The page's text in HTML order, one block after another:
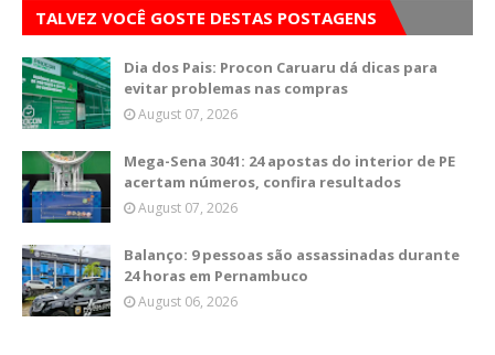
TALVEZ VOCÊ GOSTE DESTAS POSTAGENS
Dia dos Pais: Procon Caruaru dá dicas para
evitar problemas nas compras
August 07, 2026
Mega-Sena 3041: 24 apostas do interior de PE
acertam números, confira resultados
August 07, 2026
Balanço: 9 pessoas são assassinadas durante
24 horas em Pernambuco
August 06, 2026